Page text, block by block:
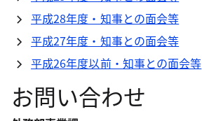
平成28年度・知事との面会等
平成27年度・知事との面会等
平成26年度以前・知事との面会等
お問い合わせ